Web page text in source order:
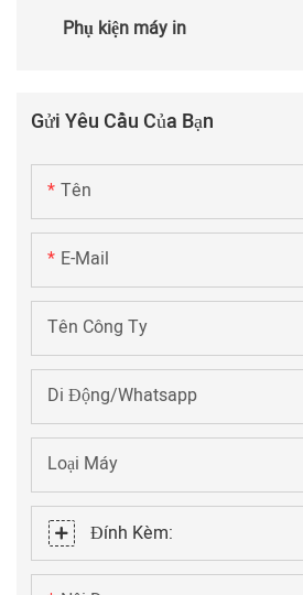
Máy đóng gói
Vật tư tiêu hao máy in
Phụ kiện máy in
Gửi Yêu Cầu Của Bạn
Tên
E-Mail
Tên Công Ty
Di Động/Whatsapp
Loại Máy
Đính Kèm: